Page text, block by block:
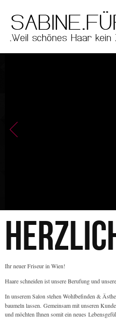
Ihr neuer Friseur in Wien!
Haare schneiden ist unsere Berufung und
In unserem Salon stehen Wohlbefinden &
baumeln lassen. Gemeinsam mit unseren
und möchten Ihnen somit ein neues